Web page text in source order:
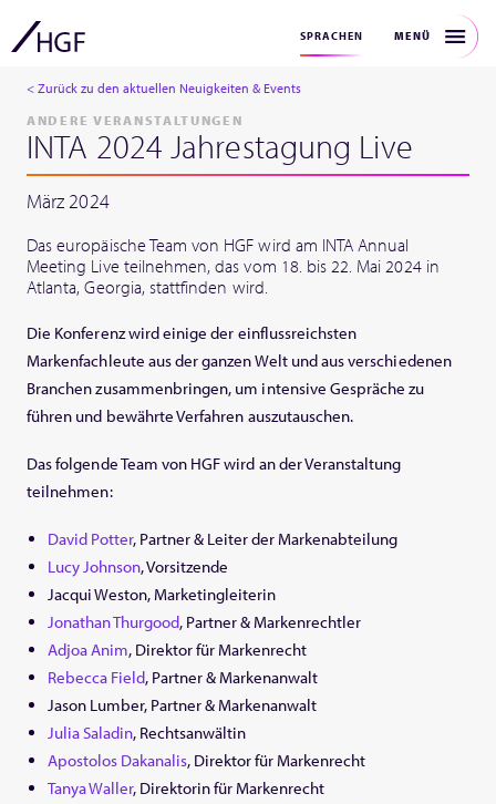
SPRACHEN MENÜ
< Zurück zu den aktuellen Neuigkeiten & Events
ANDERE VERANSTALTUNGEN
INTA 2024 Jahrestagung Live
März 2024
Das europäische Team von HGF wird am INTA Annual
Meeting Live teilnehmen, das vom 18. bis 22. Mai 2024 in
Atlanta, Georgia, stattfinden wird.
Die Konferenz wird einige der einflussreichsten
Markenfachleute aus der ganzen Welt und aus verschiedenen
Branchen zusammenbringen, um intensive Gespräche zu
führen und bewährte Verfahren auszutauschen.
Das folgende Team von HGF wird an der Veranstaltung
teilnehmen:
David Potter, Partner & Leiter der Markenabteilung
Lucy Johnson, Vorsitzende
Jacqui Weston, Marketingleiterin
Jonathan Thurgood, Partner & Markenrechtler
Adjoa Anim, Direktor für Markenrecht
Rebecca Field, Partner & Markenanwalt
Jason Lumber, Partner & Markenanwalt
Julia Saladin, Rechtsanwältin
Apostolos Dakanalis, Direktor für Markenrecht
Tanya Waller, Direktorin für Markenrecht